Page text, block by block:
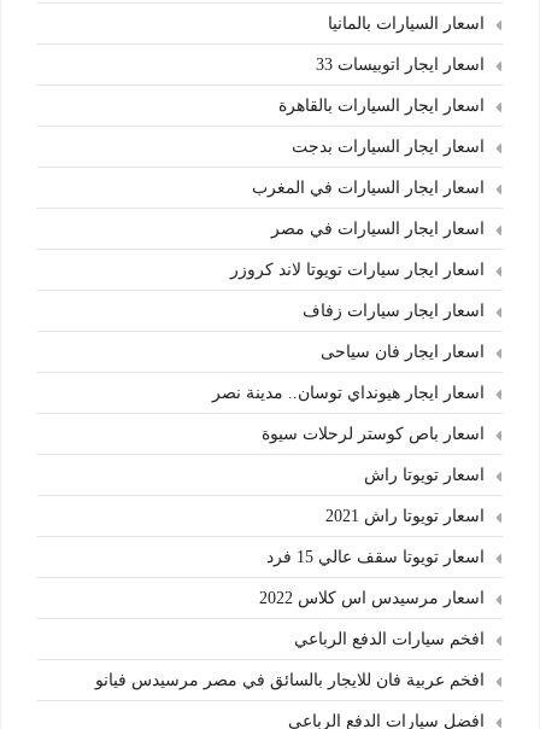
اسعار السيارات بالمانيا
اسعار ايجار اتوبيسات 33
اسعار ايجار السيارات بالقاهرة
اسعار ايجار السيارات بدجت
اسعار ايجار السيارات في المغرب
اسعار ايجار السيارات في مصر
اسعار ايجار سيارات تويوتا لاند كروزر
اسعار ايجار سيارات زفاف
اسعار ايجار فان سياحى
اسعار ايجار هيونداي توسان.. مدينة نصر
اسعار باص كوستر لرحلات سيوة
اسعار تويوتا راش
اسعار تويوتا راش 2021
اسعار تويوتا سقف عالي 15 فرد
اسعار مرسيدس اس كلاس 2022
افخم سيارات الدفع الرباعي
افخم عربية فان للايجار بالسائق في مصر مرسيدس فيانو
افضل سيارات الدفع الرباعي